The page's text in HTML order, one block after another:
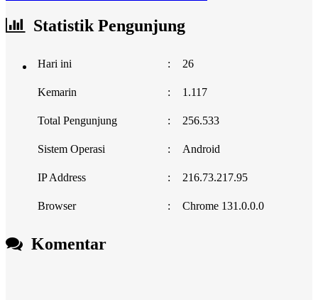
Statistik Pengunjung
Hari ini : 26
Kemarin : 1.117
Total Pengunjung : 256.533
Sistem Operasi : Android
IP Address : 216.73.217.95
Browser : Chrome 131.0.0.0
Komentar